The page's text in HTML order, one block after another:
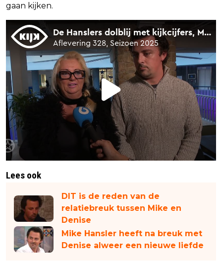
gaan kijken.
Lees ook
DIT is de reden van de
relatiebreuk tussen Mike en
Denise
Mike Hansler heeft na breuk met
Denise alweer een nieuwe liefde